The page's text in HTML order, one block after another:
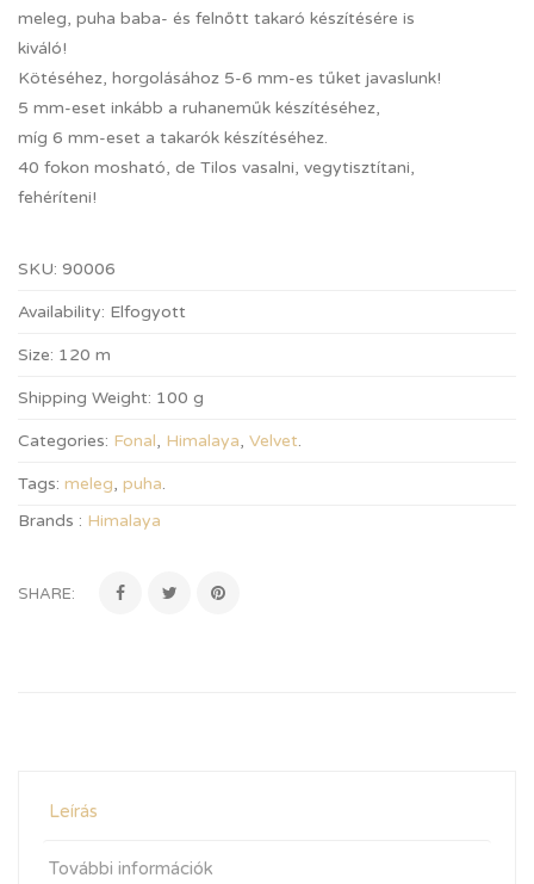
meleg, puha baba- és felnőtt takaró készítésére is
kiváló!
Kötéséhez, horgolásához 5-6 mm-es tűket javaslunk!
5 mm-eset inkább a ruhaneműk készítéséhez,
míg 6 mm-eset a takarók készítéséhez.
40 fokon mosható, de Tilos vasalni, vegytisztítani,
fehéríteni!
SKU: 90006
Availability: Elfogyott
Size: 120 m
Shipping Weight: 100 g
Categories: Fonal, Himalaya, Velvet.
Tags: meleg, puha.
Brands : Himalaya
SHARE:
Leírás
További információk